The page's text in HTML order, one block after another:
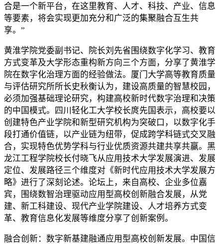
合是一个新平台，在这里教育、人才、科技、产业、信息
等要素，将会实现更加充分和广泛的集聚融合互生共
享。”
黄淮学院党委副书记、院长刘先省围绕数字化学习、教育
方式变革及大学形态重构新方向三个方面，分享了黄淮学
院在数字化治理方面的经验做法。厦门大学高等教育质量
与评估研究所所长史秋衡认为，建设高质量的智慧校园，
必须加强基础理论研究，构建高校新时代数字治理和决策
的中国模式。四川轻化工大学校长庹先国表示，高校要以
创建特色产业学院和新型研究机构为突破口，以数字化手
段打通价值链，以产业链为纽带，促成跨学科链式交叉融
合，实现特色优势学科与行业优质资源共建共享共赢。黑
龙江工程学院校长付晓飞从应用技术大学发展演进、发展
定位、发展路径三个维度对《新时代应用技术大学发展方
略》进行了深刻论述。论坛上，来自高校、企业多位嘉
宾，围绕数智治理驱动应用型高校创新融合发展，从党
建、新工科建设、现代产业学院建设、人才培养方式变
革、教育信息化发展等维度分享了创新案例。
融合创新：数字新基建融通应用型高校创新发展。中国信